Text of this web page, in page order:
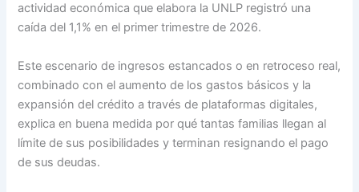
actividad económica que elabora la UNLP registró una
caída del 1,1% en el primer trimestre de 2026.
Este escenario de ingresos estancados o en retroceso real,
combinado con el aumento de los gastos básicos y la
expansión del crédito a través de plataformas digitales,
explica en buena medida por qué tantas familias llegan al
límite de sus posibilidades y terminan resignando el pago
de sus deudas.